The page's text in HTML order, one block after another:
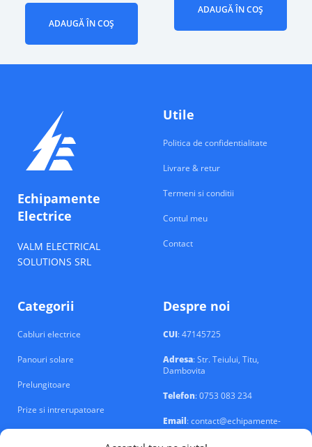
ADAUGĂ ÎN COȘ
ADAUGĂ ÎN COȘ
Echipamente
Electrice
VALM ELECTRICAL
SOLUTIONS SRL
Utile
Politica de confidentialitate
Livrare & retur
Termeni si conditii
Contul meu
Contact
Categorii
Cabluri electrice
Panouri solare
Prelungitoare
Prize si intrerupatoare
Despre noi
CUI: 47145725
Adresa: Str. Teiului, Titu,
Dambovita
Telefon: 0753 083 234
Email: contact@echipamente-
electrice.ro